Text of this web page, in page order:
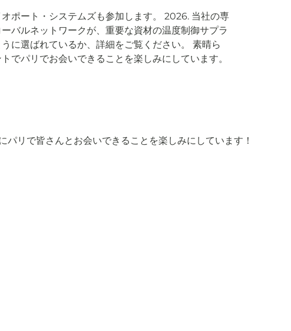
オポート・システムズも参加します。 2026. 当社の専
バルネットワークが、重要な資材の温度制御サプラ
に選ばれているか、詳細をご覧ください。 素晴ら
でパリでお会いできることを楽しみにしています。
リで皆さんとお会いできることを楽しみにしています！